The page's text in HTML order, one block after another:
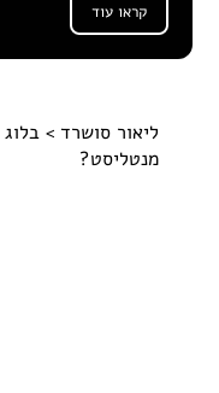
קראו עוד
ליאור סושרד > בלוג
מנטליסט?